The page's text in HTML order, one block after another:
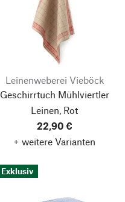
Leinenweberei Vieböck
Geschirrtuch Mühlviertler
Leinen, Rot
22,90 €
+ weitere Varianten
Exklusiv